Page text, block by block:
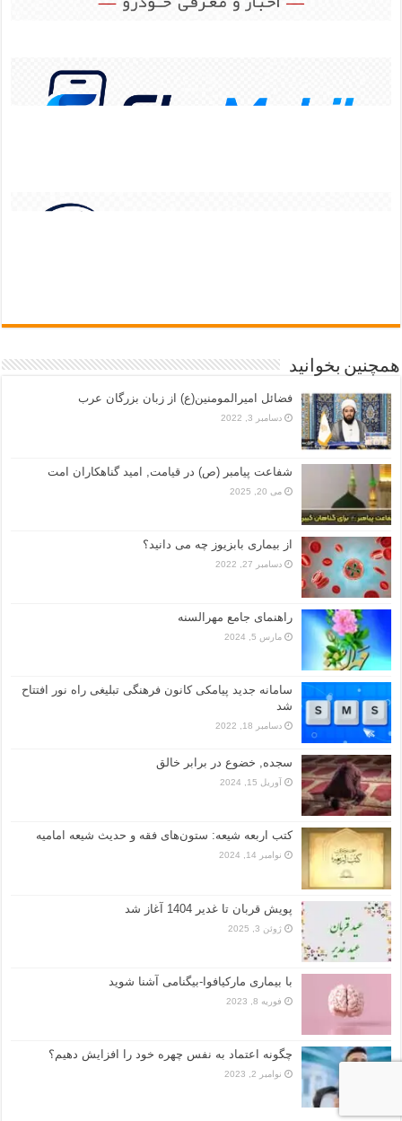
همچنین بخوانید
فضائل امیرالمومنین(ع) از زبان بزرگان عرب
دسامبر 3, 2022
شفاعت پیامبر (ص) در قیامت, امید گناهکاران امت
می 20, 2025
از بیماری بابزیوز چه می دانید؟
دسامبر 27, 2022
راهنمای جامع مهرالسنه
مارس 5, 2024
سامانه جدید پیامکی کانون فرهنگی تبلیغی راه نور افتتاح
شد
دسامبر 18, 2022
سجده, خضوع در برابر خالق
آوریل 15, 2024
کتب اربعه شیعه: ستون‌های فقه و حدیث شیعه امامیه
نوامبر 14, 2024
پویش قربان تا غدیر 1404 آغاز شد
ژوئن 3, 2025
با بیماری مارکیافوا-بیگنامی آشنا شوید
فوریه 8, 2023
چگونه اعتماد به نفس چهره خود را افزایش دهیم؟
نوامبر 2, 2023